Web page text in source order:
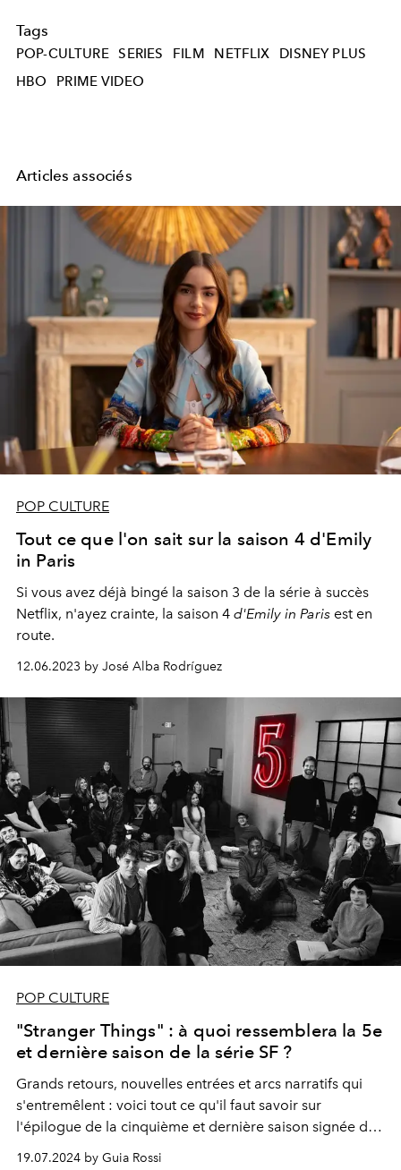
Tags
POP-CULTURE SERIES FILM NETFLIX
DISNEY PLUS
HBO
PRIME VIDEO
Articles associés
POP CULTURE
Tout ce que l'on sait sur la saison 4 d'Emily
in Paris
Si vous avez déjà bingé la saison 3 de la série à succès
Netflix, n'ayez crainte, la saison 4 d'Emily in Paris est en
route.
12.06.2023 by José Alba Rodríguez
POP CULTURE
"Stranger Things" : à quoi ressemblera la 5e
et dernière saison de la série SF ?
Grands retours, nouvelles entrées et arcs narratifs qui
s'entremêlent : voici tout ce qu'il faut savoir sur
l'épilogue de la cinquième et dernière saison signée des
Duffer Brothers.
19.07.2024 by Guia Rossi